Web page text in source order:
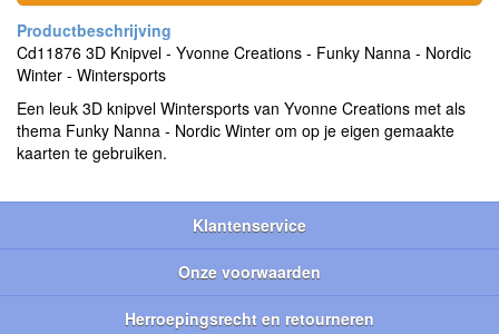
Cd11876 3D Knipvel - Yvonne Creations - Funky Nanna - Nordic
Winter - Wintersports
Een leuk 3D knipvel Wintersports van Yvonne Creations met als
thema Funky Nanna - Nordic Winter om op je eigen gemaakte
kaarten te gebruiken.
Klantenservice
Onze voorwaarden
Herroepingsrecht en retourneren